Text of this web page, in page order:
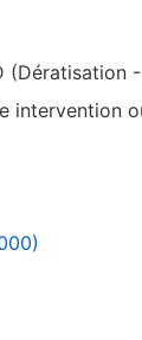
intervention